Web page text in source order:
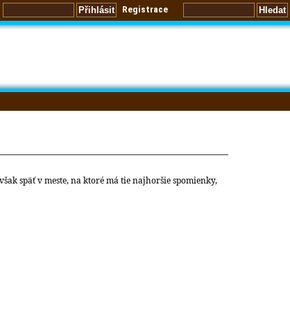
Registrace
späť v meste, na ktoré má tie najhoršie spomienky,